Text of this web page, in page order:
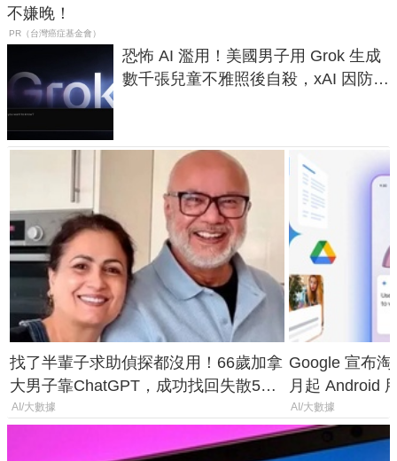
不嫌晚！
PR（台灣癌症基金會）
恐怖 AI 濫用！美國男子用 Grok 生成
數千張兒童不雅照後自殺，xAI 因防護
找了半輩子求助偵探都沒用！66歲加拿
大男子靠ChatGPT，成功找回失散50
年家人
AI/大數據
Google 宣布
月起 Android
AI/大數據